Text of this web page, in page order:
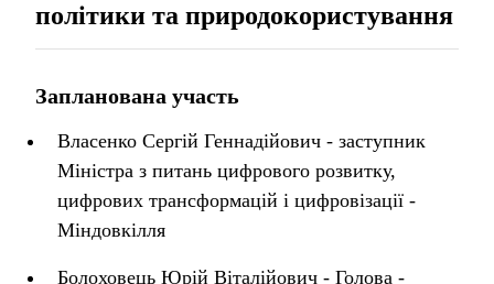
політики та природокористування
Запланована участь
Власенко Сергій Геннадійович - заступник
Міністра з питань цифрового розвитку,
цифрових трансформацій і цифровізації -
Міндовкілля
Болоховець Юрій Віталійович - Голова -